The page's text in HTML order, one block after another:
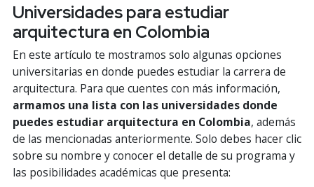
Universidades para estudiar
arquitectura en Colombia
En este artículo te mostramos solo algunas opciones
universitarias en donde puedes estudiar la carrera de
arquitectura. Para que cuentes con más información,
armamos una lista con las universidades donde
puedes estudiar arquitectura en Colombia, además
de las mencionadas anteriormente. Solo debes hacer clic
sobre su nombre y conocer el detalle de su programa y
las posibilidades académicas que presenta: